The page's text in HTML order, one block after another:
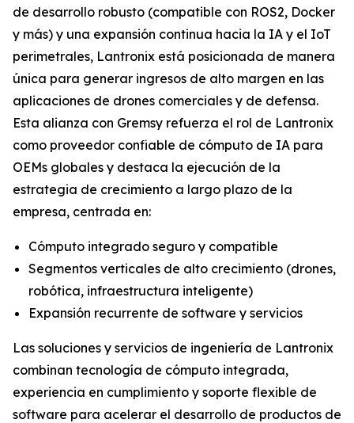
de desarrollo robusto (compatible con ROS2, Docker
y más) y una expansión continua hacia la IA y el IoT
perimetrales, Lantronix está posicionada de manera
única para generar ingresos de alto margen en las
aplicaciones de drones comerciales y de defensa.
Esta alianza con Gremsy refuerza el rol de Lantronix
como proveedor confiable de cómputo de IA para
OEMs globales y destaca la ejecución de la
estrategia de crecimiento a largo plazo de la
empresa, centrada en:
Cómputo integrado seguro y compatible
Segmentos verticales de alto crecimiento (drones,
robótica, infraestructura inteligente)
Expansión recurrente de software y servicios
Las soluciones y servicios de ingeniería de Lantronix
combinan tecnología de cómputo integrada,
experiencia en cumplimiento y soporte flexible de
software para acelerar el desarrollo de productos de